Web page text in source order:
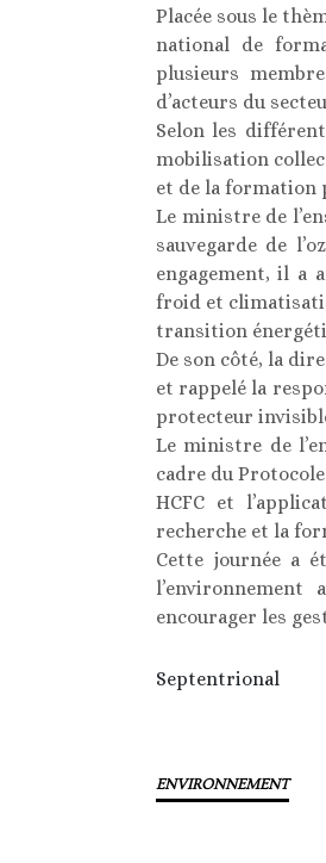
Placée sous le
national de
plusieurs
d’acteurs du
Selon les
mobilisation
et de la formation
Le ministre de
sauvegarde de
engagement, il a
froid et
transition
De son côté, la
et rappelé la
protecteur
Le ministre de
cadre du
HCFC et
recherche et la
Cette journée a
encourager les
Septentrional
ENVIRONNEMENT